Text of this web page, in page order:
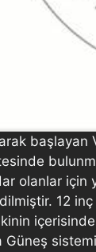
olanlar için
12
Güneş